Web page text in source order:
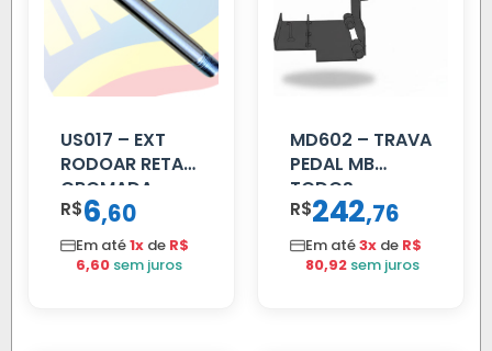
US017 – EXT
RODOAR RETA
CROMADA
R$6,60
Em até1x de R$
6,60 sem juros
MD602 – TRAVA
PEDAL MB
TODOS
R$242,76
Em até3x de R$
80,92 sem juros